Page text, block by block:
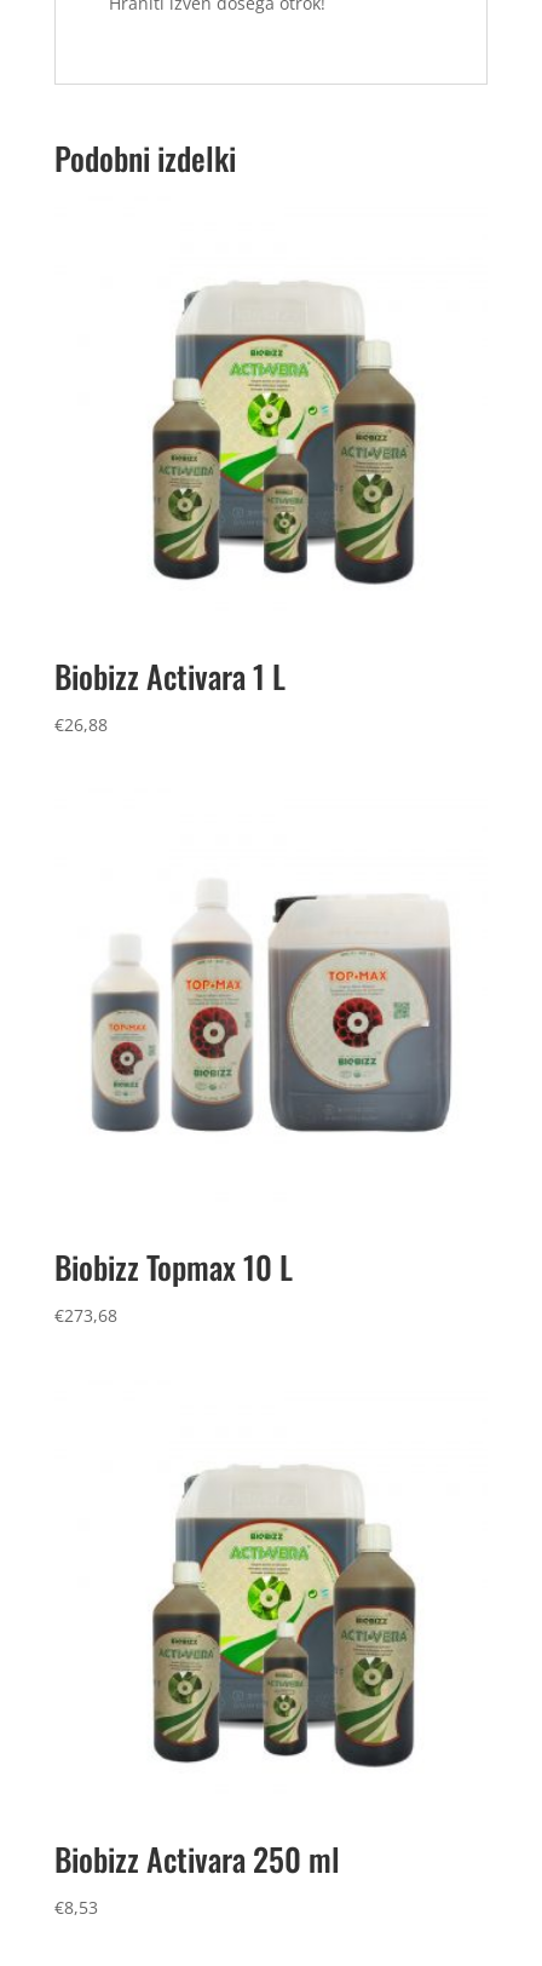
Podobni izdelki
Biobizz Activara 1 L
€26,88
Biobizz Topmax 10 L
€273,68
Biobizz Activara 250 ml
€8,53